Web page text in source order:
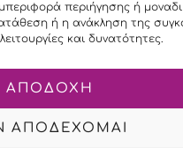
περιήγησης ή
ή η ανάκληση της
και δυνατότητες.
ΑΠΟΔΟΧΗ
ΑΠΟΔΕΧΟΜΑΙ